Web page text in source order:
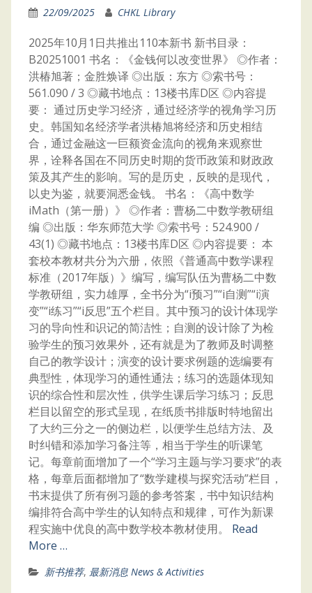
22/09/2025 CHKL Library
2025年10月1日共推出110本新书 新书目录：
B20251001 书名：《金钱何以改变世界》 ◎作者：
洪椿旭著；金胜焕译 ◎出版：东方 ◎索书号：
561.090 / 3 ◎藏书地点：13楼书库D区 ◎内容提
要： 通过历史学习经济，通过经济学的视角学习历
史。韩国知名经济学者洪椿旭将经济和历史相结
合，通过金融这一巨额资金流向的视角来观察世
界，诠释各国在不同历史时期的货币政策和财政政
策及其产生的影响。写的是历史，反映的是现代，
以史为鉴，就要洞悉金钱。 书名：《高中数学
iMath（第一册）》 ◎作者：曹杨二中数学教研组
编 ◎出版：华东师范大学 ◎索书号：524.900 /
43(1) ◎藏书地点：13楼书库D区 ◎内容提要： 本
套校本教材共分为六册，依照《普通高中数学课程
标准（2017年版）》编写，编写队伍为曹杨二中数
学教研组，实力雄厚，全书分为“i预习”“i自测”“i演
变”“i练习”“i反思”五个栏目。其中预习的设计体现学
习的导向性和识记的简洁性；自测的设计除了为检
验学生的预习效果外，还有就是为了教师及时调整
自己的教学设计；演变的设计要求例题的选编要有
典型性，体现学习的通性通法；练习的选题体现知
识的综合性和层次性，供学生课后学习练习；反思
栏目以留空的形式呈现，在纸质书排版时特地留出
了大约三分之一的侧边栏，以便学生总结方法、及
时纠错和添加学习备注等，相当于学生的听课笔
记。每章前面增加了一个“学习主题与学习要求”的表
格，每章后面都增加了“数学建模与探究活动”栏目，
书末提供了所有例习题的参考答案，书中知识结构
编排符合高中学生的认知特点和规律，可作为新课
程实施中优良的高中数学校本教材使用。 Read
More …
新书推荐, 最新消息 News & Activities